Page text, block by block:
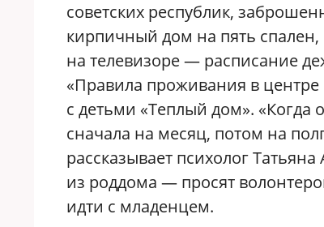
советских республик,
кирпичный дом на пять спален,
на телевизоре — расписание
«Правила проживания в
с детьми «Теплый дом».
сначала на месяц, потом на
рассказывает психолог
из роддома — просят
идти с младенцем.